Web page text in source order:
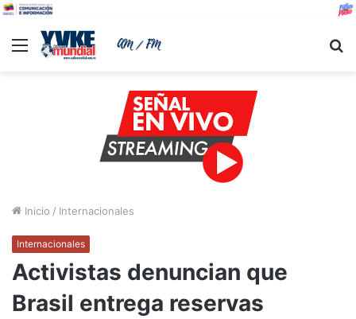
Menu
Inicio / Internacionales
Internacionales
Activistas denuncian que
Brasil entrega reservas